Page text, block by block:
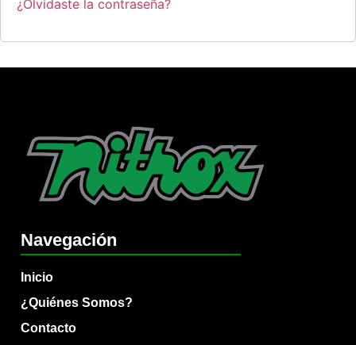
¿Olvidaste la contraseña?
Navegación
Inicio
¿Quiénes Somos?
Contacto